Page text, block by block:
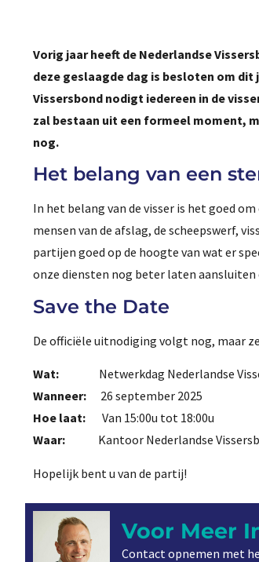
Vorig jaar heeft de Nederlandse
deze geslaagde dag is besloten om dit
Vissersbond nodigt iedereen in de
zal bestaan uit een formeel moment,
nog.
Het belang van een
In het belang van de visser is het goed
mensen van de afslag, de scheepswerf,
partijen goed op de hoogte van wat er
onze diensten nog beter laten aansluiten
Save the Date
De officiële uitnodiging volgt nog, maar
Wat: Netwerkdag Nederlandse
Wanneer: 26 september 2025
Hoe laat: Van 15:00u tot 18:00u
Waar: Kantoor Nederlandse
Hopelijk bent u van de partij!
Voor Meer
Contact opnemen met